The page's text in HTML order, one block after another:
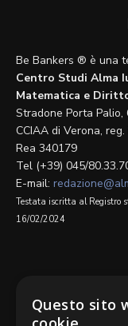
Be Bankers ® è una
Centro Studi Alma
Matematica e
Stradone Porta Palio,
CCIAA di Verona,
Rea 340179
Tel (+39) 045/
E-mail:
Testata iscritta al Registro
16/02/2024
Questo sito